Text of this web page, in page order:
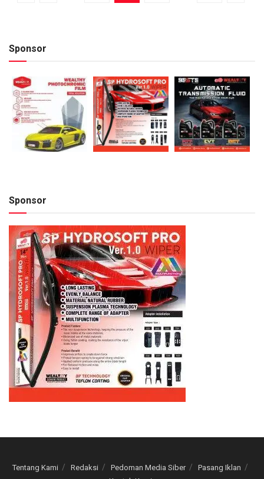
Sponsor
Sponsor
Tentang Kami Redaksi Pedoman Media Siber
Pasang Iklan